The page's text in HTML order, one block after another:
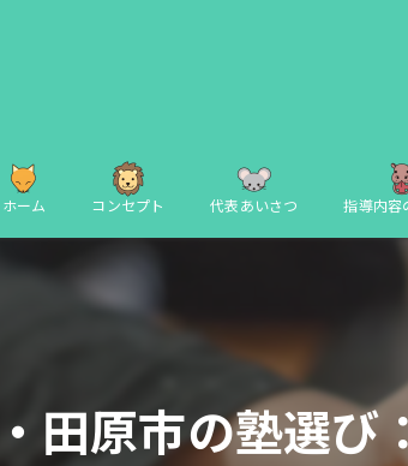
ホーム コンセプト 代表あいさつ 指導内容
田原市の塾選